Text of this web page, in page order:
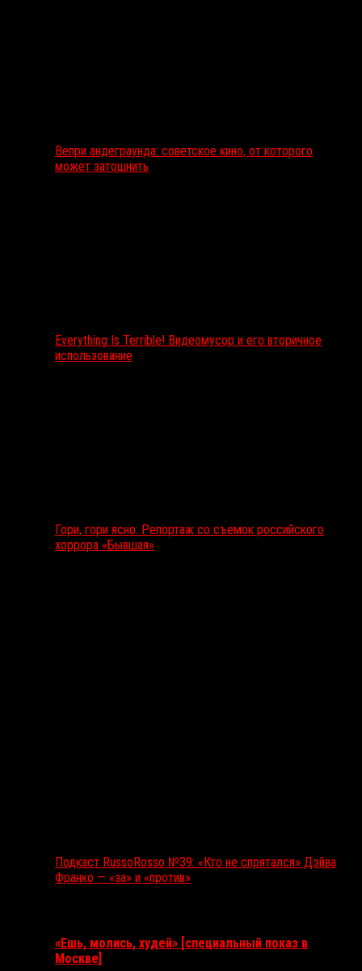
Вепри андеграунда: советское кино, от которого
может затошнить
Everything Is Terrible! Видеомусор и его вторичное
использование
Гори, гори ясно: Репортаж со съемок российского
хоррора «Бывшая»
Подкаст RussoRosso №39: «Кто не спрятался» Дэйва
Франко — «за» и «против»
«Ешь, молись, худей» [специальный показ в
Москве]